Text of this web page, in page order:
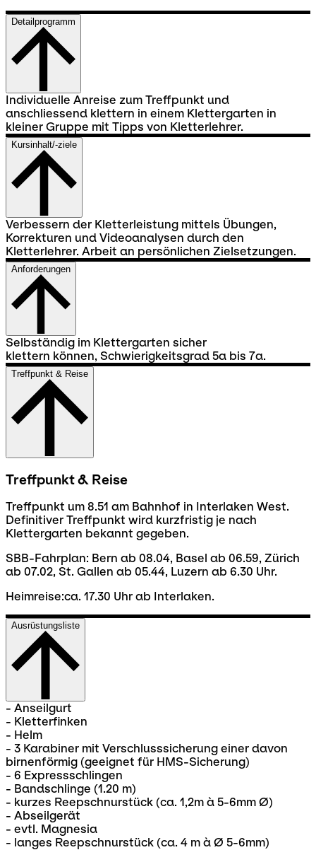
Detailprogramm
Individuelle Anreise zum Treffpunkt und
anschliessend klettern in einem Klettergarten in
kleiner Gruppe mit Tipps von Kletterlehrer.
Kursinhalt/-ziele
Verbessern der Kletterleistung mittels Übungen,
Korrekturen und Videoanalysen durch den
Kletterlehrer. Arbeit an persönlichen Zielsetzungen.
Anforderungen
Selbständig im Klettergarten sicher
klettern können, Schwierigkeitsgrad 5a bis 7a.
Treffpunkt & Reise
Treffpunkt & Reise
Treffpunkt um 8.51 am Bahnhof in Interlaken West.
Definitiver Treffpunkt wird kurzfristig je nach
Klettergarten bekannt gegeben.
SBB-Fahrplan: Bern ab 08.04, Basel ab 06.59, Zürich
ab 07.02, St. Gallen ab 05.44, Luzern ab 6.30 Uhr.
Heimreise:ca. 17.30 Uhr ab Interlaken.
Ausrüstungsliste
- Anseilgurt
- Kletterfinken
- Helm
- 3 Karabiner mit Verschlusssicherung einer davon
birnenförmig (geeignet für HMS-Sicherung)
- 6 Expressschlingen
- Bandschlinge (1.20 m)
- kurzes Reepschnurstück (ca. 1,2m à 5-6mm Ø)
- Abseilgerät
- evtl. Magnesia
- langes Reepschnurstück (ca. 4 m à Ø 5-6mm)